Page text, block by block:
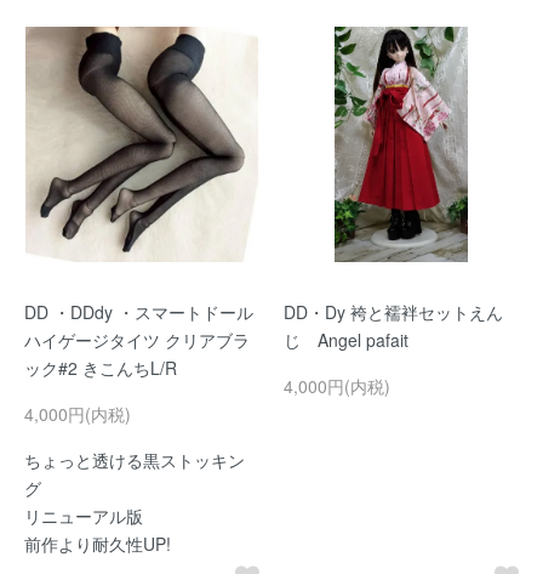
DD ・DDdy ・スマートドール
ハイゲージタイツ クリアブラ
ック#2 きこんちL/R
4,000円(内税)
ちょっと透ける黒ストッキン
グ
リニューアル版
前作より耐久性UP!
DD・Dy 袴と襦袢セットえん
じ Angel pafait
4,000円(内税)